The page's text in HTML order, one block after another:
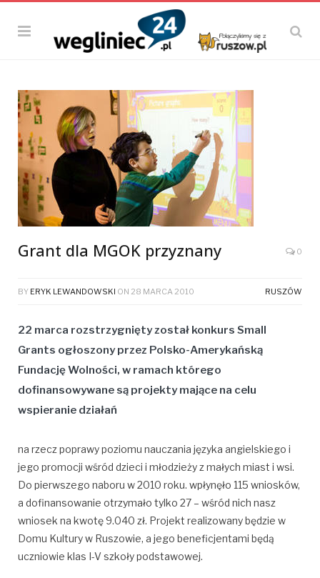
Grant dla MGOK przyznany 0
BY ERYK LEWANDOWSKI ON 28 MARCA 2010 RUSZÓW
22 marca rozstrzygnięty został konkurs Small
Grants ogłoszony przez Polsko-Amerykańską
Fundację Wolności, w ramach którego
dofinansowywane są projekty mające na celu
wspieranie działań
na rzecz poprawy poziomu nauczania języka angielskiego i
jego promocji wśród dzieci i młodzieży z małych miast i wsi.
Do pierwszego naboru w 2010 roku. wpłynęło 115 wniosków,
a dofinansowanie otrzymało tylko 27 – wśród nich nasz
wniosek na kwotę 9.040 zł. Projekt realizowany będzie w
Domu Kultury w Ruszowie, a jego beneficjentami będą
uczniowie klas I-V szkoły podstawowej.